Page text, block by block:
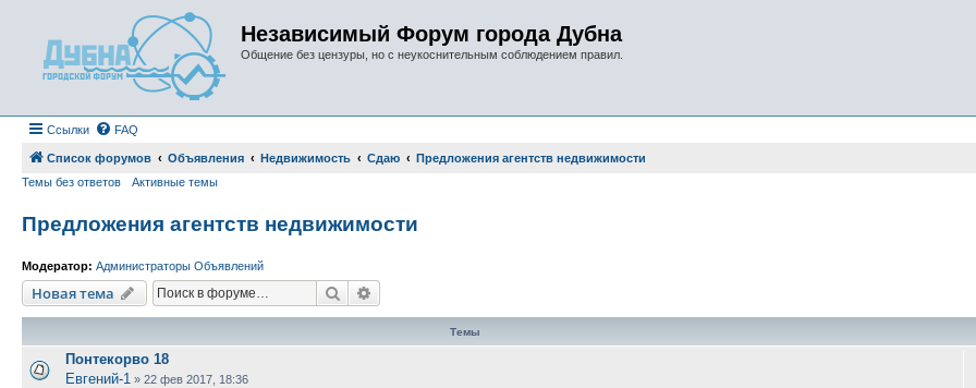
Независимый Форум города Дубна
Общение без цензуры, но с неукоснительным соблюдением правил.
Ссылки FAQ
Список форумов Объявления Недвижимость Сдаю
Предложения агентств недвижимости
Темы без ответов
Активные темы
Предложения агентств недвижимости
Модератор: Администраторы Объявлений
Новая тема Поиск
Темы
Понтекорво 18
Евгений-1 » 22 фев 2017, 18:36